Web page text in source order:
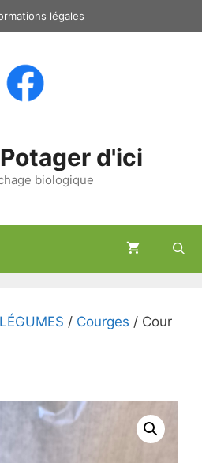
légales
d'ici
biologique
LÉGUMES / Courges / Cour